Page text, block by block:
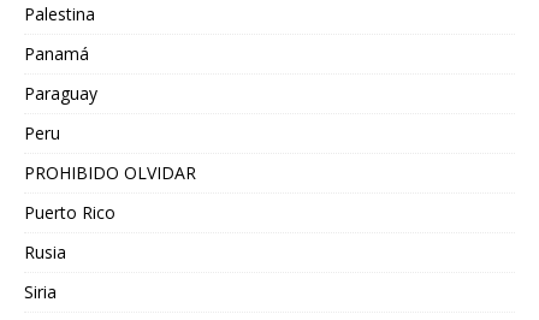
Palestina
Panamá
Paraguay
Peru
PROHIBIDO OLVIDAR
Puerto Rico
Rusia
Siria